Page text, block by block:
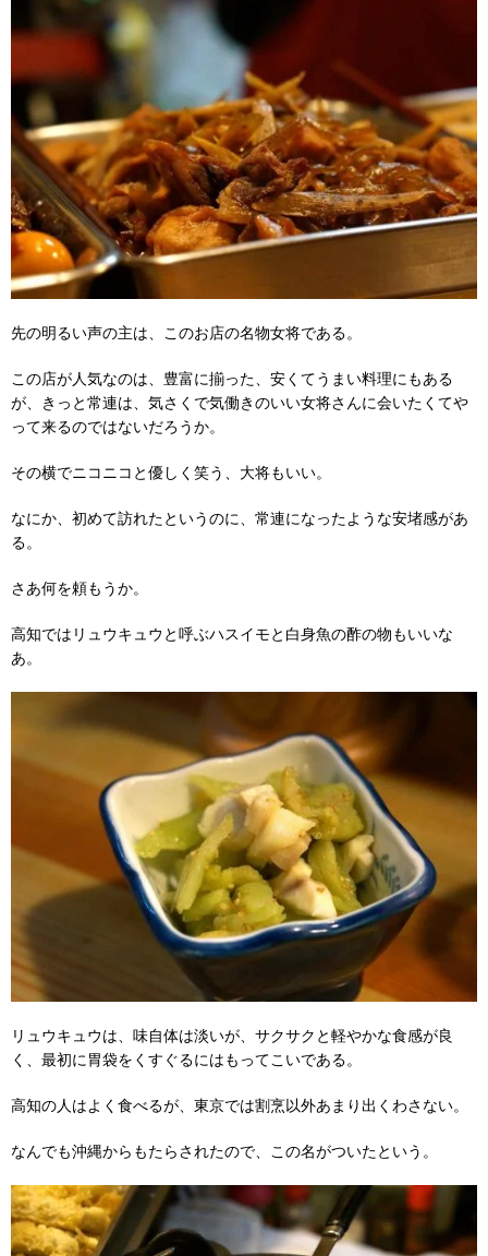
先の明るい声の主は、このお店の名物女将である。
この店が人気なのは、豊富に揃った、安くてうまい料理にもある
が、きっと常連は、気さくで気働きのいい女将さんに会いたくてや
って来るのではないだろうか。
その横でニコニコと優しく笑う、大将もいい。
なにか、初めて訪れたというのに、常連になったような安堵感があ
る。
さあ何を頼もうか。
高知ではリュウキュウと呼ぶハスイモと白身魚の酢の物もいいな
あ。
リュウキュウは、味自体は淡いが、サクサクと軽やかな食感が良
く、最初に胃袋をくすぐるにはもってこいである。
高知の人はよく食べるが、東京では割烹以外あまり出くわさない。
なんでも沖縄からもたらされたので、この名がついたという。